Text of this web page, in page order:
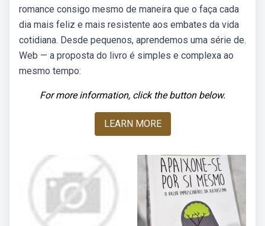
romance consigo mesmo de maneira que o faça cada
dia mais feliz e mais resistente aos embates da vida
cotidiana. Desde pequenos, aprendemos uma série de.
Web — a proposta do livro é simples e complexa ao
mesmo tempo:
For more information, click the button below.
LEARN MORE